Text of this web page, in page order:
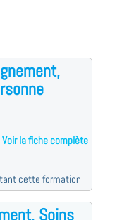
Voir la fiche complète
cette formation
Soins